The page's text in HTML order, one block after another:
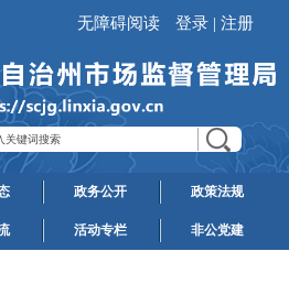
无障碍阅读 登录 | 注册
政务公开 政策法规
活动专栏 非公党建